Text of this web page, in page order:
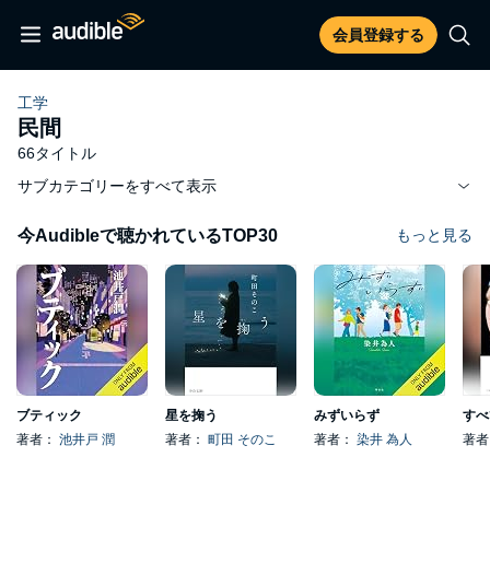
会員登録する
工学
民間
66タイトル
サブカテゴリーをすべて表示
今Audibleで聴かれているTOP30 もっと見る
ブティック
著者： 池井戸 潤
星を掬う
著者： 町田 そのこ
みずいらず
著者： 染井 為人 著